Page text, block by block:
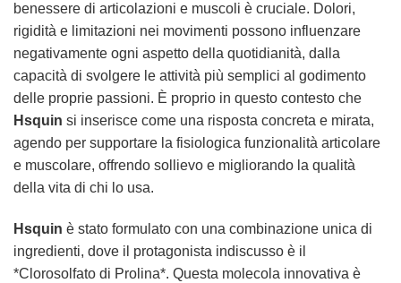
benessere di articolazioni e muscoli è cruciale. Dolori,
rigidità e limitazioni nei movimenti possono influenzare
negativamente ogni aspetto della quotidianità, dalla
capacità di svolgere le attività più semplici al godimento
delle proprie passioni. È proprio in questo contesto che
Hsquin si inserisce come una risposta concreta e mirata,
agendo per supportare la fisiologica funzionalità articolare
e muscolare, offrendo sollievo e migliorando la qualità
della vita di chi lo usa.
Hsquin è stato formulato con una combinazione unica di
ingredienti, dove il protagonista indiscusso è il
*Clorosolfato di Prolina*. Questa molecola innovativa è